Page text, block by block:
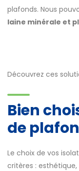
plafonds. Nous
laine minérale et
Découvrez ces
Bien
de
Le choix de vos
critères :